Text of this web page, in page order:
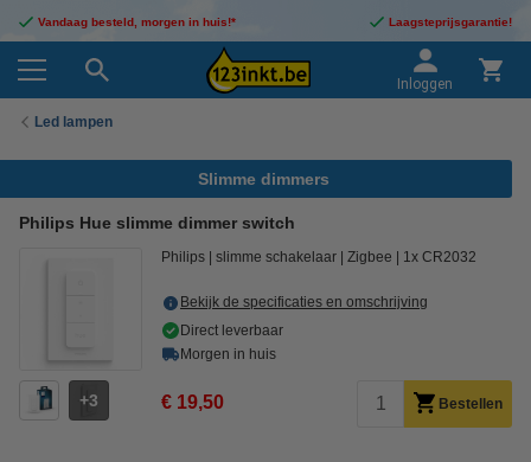
Vandaag besteld, morgen in huis!* Laagsteprijsgarantie!
Inloggen
Led lampen
Slimme dimmers
Philips Hue slimme dimmer switch
3
Philips slimme schakelaar Zigbee 1x CR2032
Bekijk de specificaties en omschrijving
Direct leverbaar
Morgen in huis
€ 19,50 Bestellen